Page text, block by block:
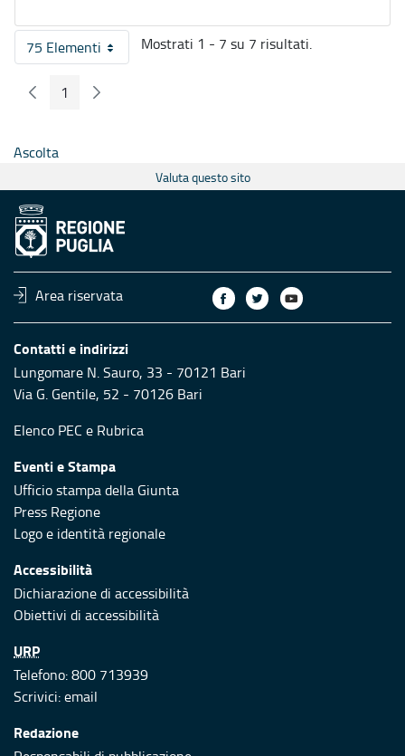
75 ElementiPer pagina
Mostrati 1 - 7 su 7 risultati.
Pagina Precedente
Pagina
1 Pagina Seguente
Ascolta
Valuta questo sito
Area riservata
Contatti e indirizzi
Lungomare N. Sauro, 33 - 70121 Bari
Via G. Gentile, 52 - 70126 Bari
Elenco PEC e Rubrica
Eventi e Stampa
Ufficio stampa della Giunta
Press Regione
Logo e identità regionale
Accessibilità
Dichiarazione di accessibilità
Obiettivi di accessibilità
URP
Telefono: 800 713939
Scrivici:email
Redazione